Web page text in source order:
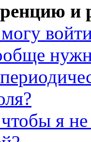
и
я